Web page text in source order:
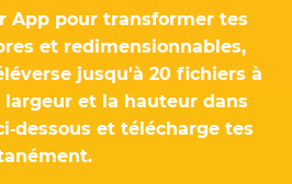
App pour transformer tes
et redimensionnables,
jusqu'à 20 fichiers à
largeur et la hauteur dans
et télécharge tes